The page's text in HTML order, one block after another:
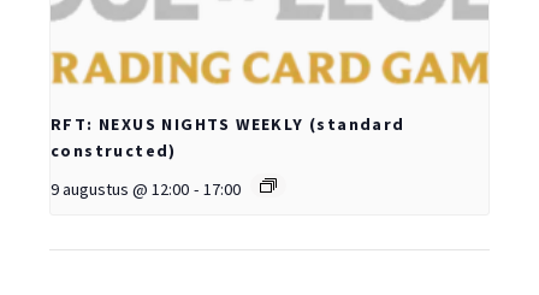
RFT: NEXUS NIGHTS WEEKLY (standard
constructed)
9 augustus @ 12:00 - 17:00